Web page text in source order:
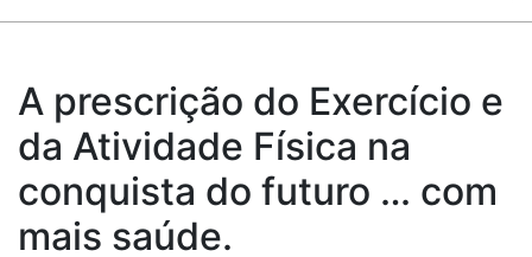
A prescrição do Exercício e
da Atividade Física na
conquista do futuro … com
mais saúde.